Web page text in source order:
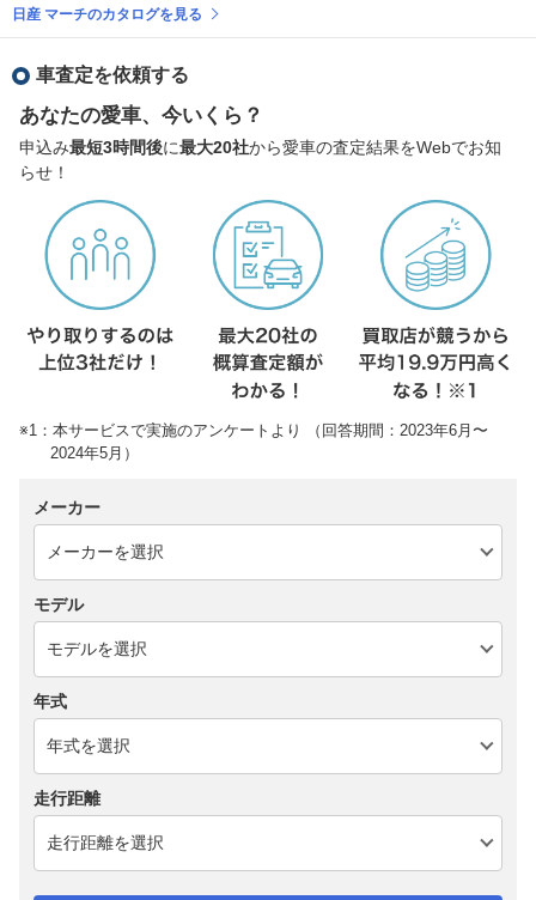
日産 マーチのカタログを見る
車査定を依頼する
あなたの愛車、今いくら？
申込み最短3時間後に最大20社から愛車の査定結果をWebでお知
らせ！
※1：本サービスで実施のアンケートより （回答期間：2023年6月〜
2024年5月）
メーカー
モデル
年式
走行距離